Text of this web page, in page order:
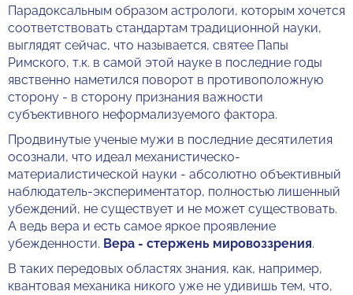
Парадоксальным образом астрологи, которым хочется
соответствовать стандартам традиционной науки,
выглядят сейчас, что называется, святее Папы
Римского, т.к. в самой этой науке в последние годы
явственно наметился поворот в противоположную
сторону - в сторону признания важности
субъективного неформализуемого фактора.
Продвинутые ученые мужи в последние десятилетия
осознали, что идеал механистическо-
материалистической науки - абсолютно объективный
наблюдатель-экспериментатор, полностью лишенный
убеждений, не существует и не может существовать.
А ведь вера и есть самое яркое проявление
убежденности. Вера - стержень мировоззрения.
В таких передовых областях знания, как, например,
квантовая механика никого уже не удивишь тем, что,